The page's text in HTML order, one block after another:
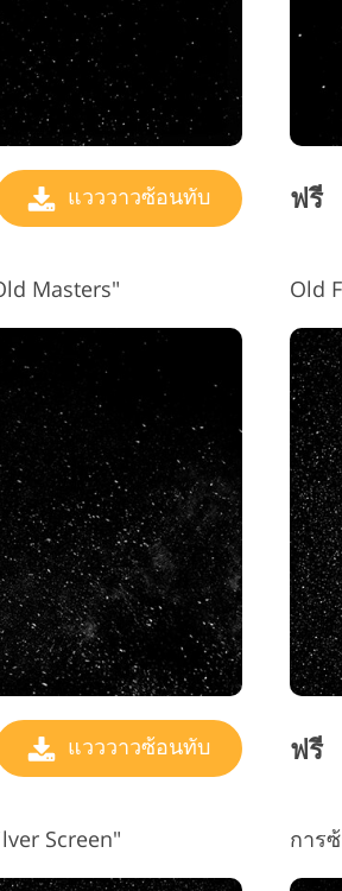
แวววาวซ้อนทับ ฟรี
Masters"
แวววาวซ้อนทับ
Old
ฟรี
Screen" การ